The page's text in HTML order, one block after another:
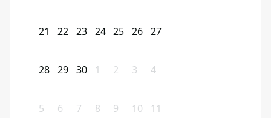
21 22 23 24 25 26 27
28 29 30 1 2 3 4
5 6 7 8 9 10 11